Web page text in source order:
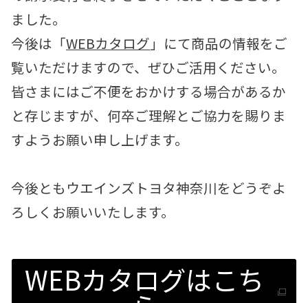
[受付]24時間,365日対応
0800-080-5365
ました。
今後は「WEBカタログ 」にて商品の情報をご
覧いただけますので、ぜひご活用ください。
皆さまにはご不便をおかけする場合があるか
と存じますが、何卒ご理解とご協力を賜りま
すようお願い申し上げます。
今後ともウエインズトヨタ神奈川をどうぞよ
ろしくお願いいたします。
WEBカタログはこち